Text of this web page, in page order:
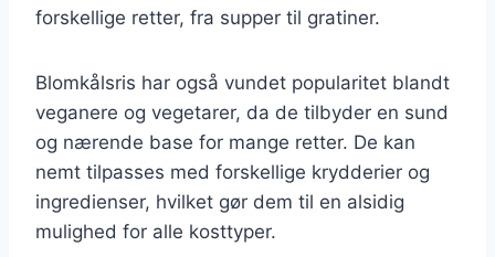
forskellige retter, fra supper til gratiner.
Blomkålsris har også vundet popularitet blandt
veganere og vegetarer, da de tilbyder en sund
og nærende base for mange retter. De kan
nemt tilpasses med forskellige krydderier og
ingredienser, hvilket gør dem til en alsidig
mulighed for alle kosttyper.